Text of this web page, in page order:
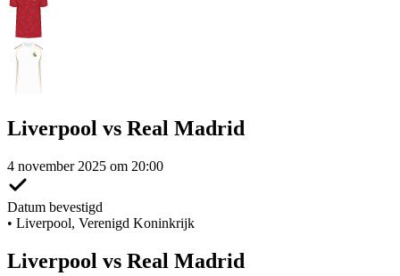
Liverpool vs Real Madrid
4 november 2025 om 20:00
Datum bevestigd
• Liverpool, Verenigd Koninkrijk
Liverpool vs Real Madrid